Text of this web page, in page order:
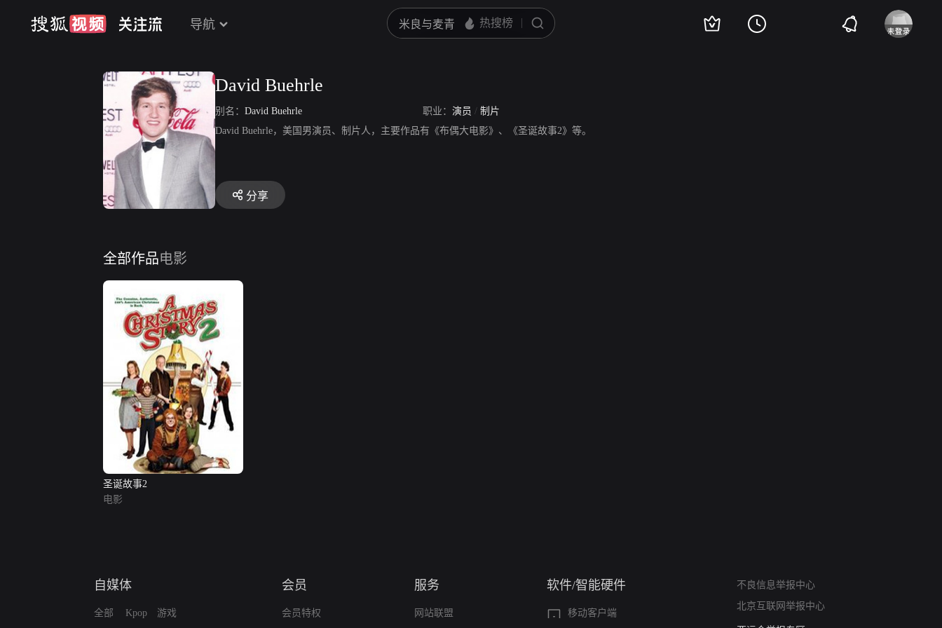
导航
David Buehrle
别名： David Buehrle 职业： 演员 / 制片
David Buehrle，美国男演员、制片人，主要作品有《布偶大电影》、《圣诞故事2》等。
分享
全部作品电影
圣诞故事2
电影
自媒体
全部 Kpop 游戏
会员
会员特权
服务
网站联盟
软件/智能硬件
移动客户端
不良信息举报中心
北京互联网举报中心
算法推荐专项举报